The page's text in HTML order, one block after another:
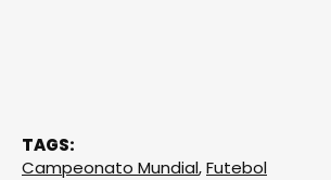
TAGS:
Campeonato Mundial,Futebol